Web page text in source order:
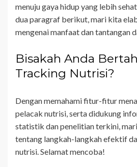
menuju gaya hidup yang lebih
dua paragraf berikut, mari kita
mengenai manfaat dan tantangan
Bisakah Anda
Tracking Nutrisi?
Dengan memahami fitur-fitur
pelacak nutrisi, serta didukung
statistik dan penelitian terkini,
tentang langkah-langkah efektif
nutrisi. Selamat mencoba!